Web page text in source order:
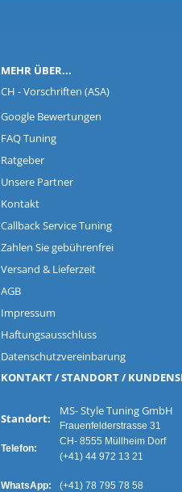
MEHR ÜBER...
CH - Vorschriften (ASA)
Google Bewertungen
FAQ Tuning
Ratgeber
Unsere Partner
Kontakt
Callback Service Tuning
Zahlen Sie gebührenfrei
Versand & Lieferzeit
AGB
Impressum
Haftungsausschluss
Datenschutzvereinbarung
KONTAKT / STANDORT /
Standort:
Telefon:
MS- Style Tuning
Frauenfelderstrasse 31
CH- 8555 Müllheim Dorf
(+41) 44 972 13 21
WhatsApp: (+41) 78 795 78 58